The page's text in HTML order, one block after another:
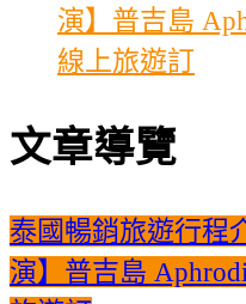
演】普吉島
線上旅遊訂
文章導覽
泰國暢銷旅遊行程
演】普吉島